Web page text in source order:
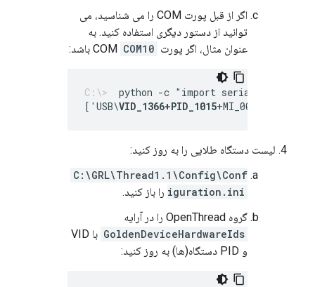
اگر از قبل پورت COM را می شناسید، می
توانید از دستور دیگری استفاده کنید. به
عنوان مثال، اگر پورت COM COM10 باشد:
python -c "import
['USB\VID_1366+PID_1015+MI_00']
لیست دستگاه طلایی را به روز کنید:
C:\GRL\Thread1.1\Config\Conf
iguration.ini را باز کنید.
گروه OpenThread را در آرایه
GoldenDeviceHardwareIds
با VID
و PID دستگاه(ها) به روز کنید: